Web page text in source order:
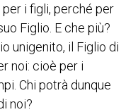
i figli, perché per
Figlio. E che più?
unigenito, il Figlio di
noi: cioè per i
Chi potrà dunque
noi?